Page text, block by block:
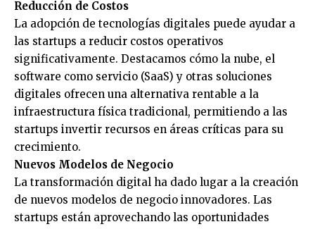
Reducción de Costos
La adopción de tecnologías digitales puede ayudar a
las startups a reducir costos operativos
significativamente. Destacamos cómo la nube, el
software como servicio (SaaS) y otras soluciones
digitales ofrecen una alternativa rentable a la
infraestructura física tradicional, permitiendo a las
startups invertir recursos en áreas críticas para su
crecimiento.
Nuevos Modelos de Negocio
La transformación digital ha dado lugar a la creación
de nuevos modelos de negocio innovadores. Las
startups están aprovechando las oportunidades